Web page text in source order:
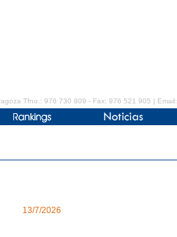
Tfno.: 976 730 809 - Fax: 976 521 905 | Email:
13/7/2026